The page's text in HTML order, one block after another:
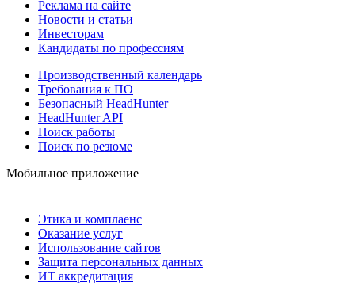
Реклама на сайте
Новости и статьи
Инвесторам
Кандидаты по профессиям
Производственный календарь
Требования к ПО
Безопасный HeadHunter
HeadHunter API
Поиск работы
Поиск по резюме
Мобильное приложение
Этика и комплаенс
Оказание услуг
Использование сайтов
Защита персональных данных
ИТ аккредитация